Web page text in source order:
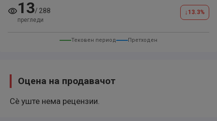
13/ 288
прегледи
↓ 13.3%
Тековен период Претходен
Оцена на продавачот
Сè уште нема рецензии.